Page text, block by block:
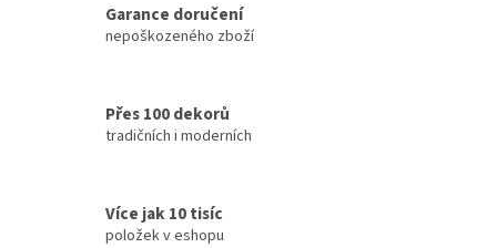
Garance doručení
nepoškozeného zboží
Přes 100 dekorů
tradičních i moderních
Více jak 10 tisíc
položek v eshopu